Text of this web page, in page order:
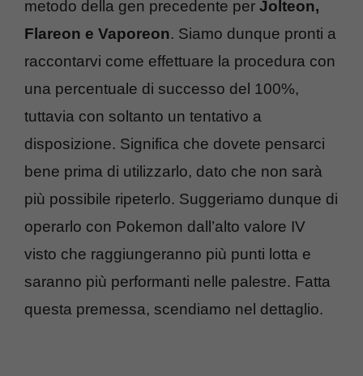
metodo della gen precedente per Jolteon,
Flareon e Vaporeon. Siamo dunque pronti a
raccontarvi come effettuare la procedura con
una percentuale di successo del 100%,
tuttavia con soltanto un tentativo a
disposizione. Significa che dovete pensarci
bene prima di utilizzarlo, dato che non sarà
più possibile ripeterlo. Suggeriamo dunque di
operarlo con Pokemon dall’alto valore IV
visto che raggiungeranno più punti lotta e
saranno più performanti nelle palestre. Fatta
questa premessa, scendiamo nel dettaglio.